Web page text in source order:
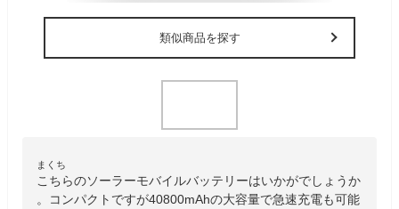
類似商品を探す
まくち
こちらのソーラーモバイルバッテリーはいかがでしょうか
。コンパクトですが40800mAhの大容量で急速充電も可能